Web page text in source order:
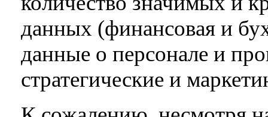
данных (финансовая и
данные о персонале и
стратегические и